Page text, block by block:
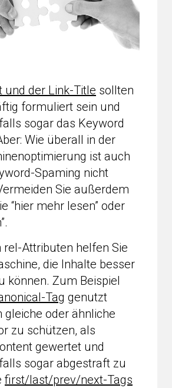
und der Link-Title sollten
formuliert sein und
sogar das Keyword
Wie überall in der
ist auch
Spaming nicht
Sie außerdem
“hier mehr lesen” oder
rel-Attributen helfen Sie
die Inhalte besser
können. Zum Beispiel
Tag genutzt
gleiche oder ähnliche
zu schützen, als
gewertet und
sogar abgestraft zu
first/last/prev/next-Tags